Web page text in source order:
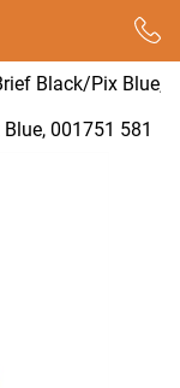
Black/Pix Blue,
001751 581